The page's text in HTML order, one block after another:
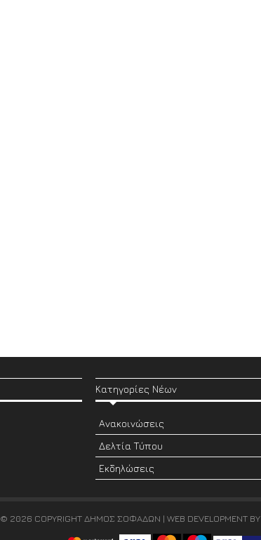
Κατηγορίες Νέων
Ανακοινώσεις
Δελτία Τύπου
Εκδηλώσεις
© 2026 COPYRIGHT ΔΗΜΟΣ ΣΟΦΑΔΩΝ | WEB DEVELOPMENT BY